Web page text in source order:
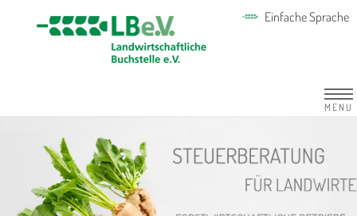
Einfache Sprache
MENU